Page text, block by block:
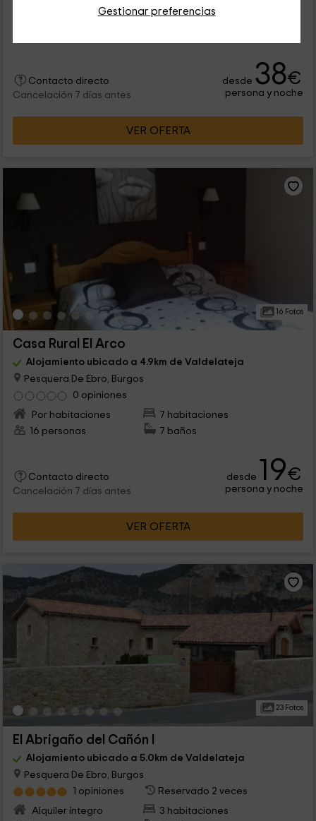
Gestionar preferencias
Alquiler íntegro
5 habitaciones
Contacto directo
Cancelación 7 días antes
desde 38€
persona y noche
VER OFERTA
16 Fotos
Casa Rural El Arco
Alojamiento ubicado a 4.9km de Valdelateja
Pesquera De Ebro, Burgos
0 opiniones
Por habitaciones
7 habitaciones
16 personas
7 baños
Contacto directo
Cancelación 7 días antes
desde 19€
persona y noche
VER OFERTA
23 Fotos
El Abrigaño del Cañón I
Alojamiento ubicado a 5.0km de Valdelateja
Pesquera De Ebro, Burgos
1 opiniones
Reservado 2 veces
Alquiler íntegro
3 habitaciones